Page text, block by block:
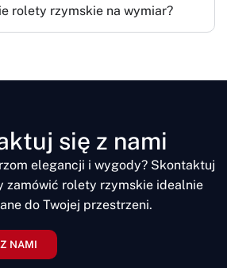
rolety rzymskie na wymiar?
się z nami
elegancji i wygody? Skontaktuj
zamówić rolety rzymskie idealnie
do Twojej przestrzeni.
NAMI